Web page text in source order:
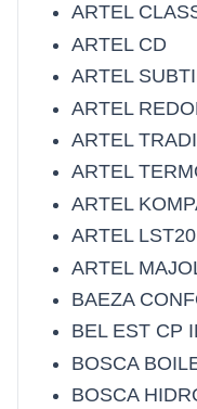
ARTEL
ARTEL CD
ARTEL
ARTEL
ARTEL
ARTEL
ARTEL
ARTEL LST20
ARTEL
BAEZA
BEL EST CP
BOSCA
BOSCA